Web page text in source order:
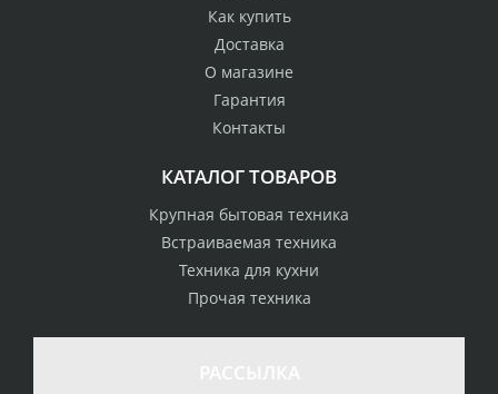
Как купить
Доставка
О магазине
Гарантия
Контакты
КАТАЛОГ ТОВАРОВ
Крупная бытовая техника
Встраиваемая техника
Техника для кухни
Прочая техника